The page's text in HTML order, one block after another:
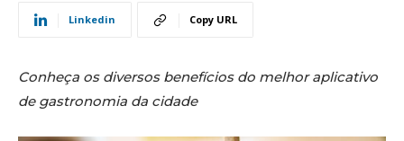
Linkedin Copy URL
Conheça os diversos benefícios do melhor aplicativo
de gastronomia da cidade